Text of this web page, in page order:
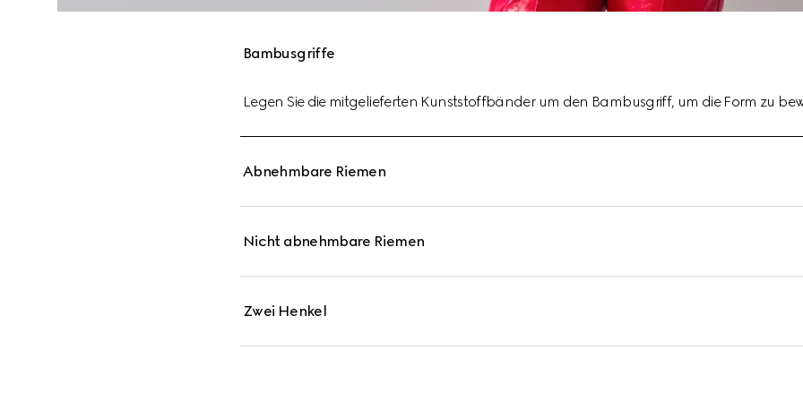
Bambusgriffe
Legen Sie die mitgelieferten Kunststoffbänder um den Bambusgriff, um die Form zu
Abnehmbare Riemen
Nicht abnehmbare Riemen
Zwei Henkel